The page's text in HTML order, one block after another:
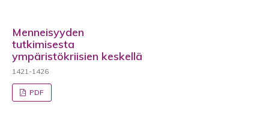
Menneisyyden
tutkimisesta
ympäristökriisien keskellä
1421-1426
PDF